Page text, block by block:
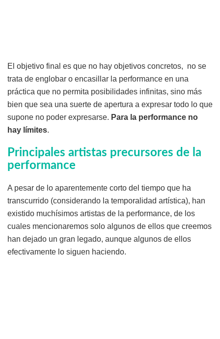
El objetivo final es que no hay objetivos concretos, no se
trata de englobar o encasillar la performance en una
práctica que no permita posibilidades infinitas, sino más
bien que sea una suerte de apertura a expresar todo lo que
supone no poder expresarse. Para la performance no
hay límites.
Principales artistas precursores de la
performance
A pesar de lo aparentemente corto del tiempo que ha
transcurrido (considerando la temporalidad artística), han
existido muchísimos artistas de la performance, de los
cuales mencionaremos solo algunos de ellos que creemos
han dejado un gran legado, aunque algunos de ellos
efectivamente lo siguen haciendo.